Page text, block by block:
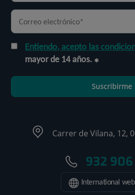
Entiendo, acepto las
mayor de 14 años.
Suscribirme
Carrer de Vilana, 12,
932
International